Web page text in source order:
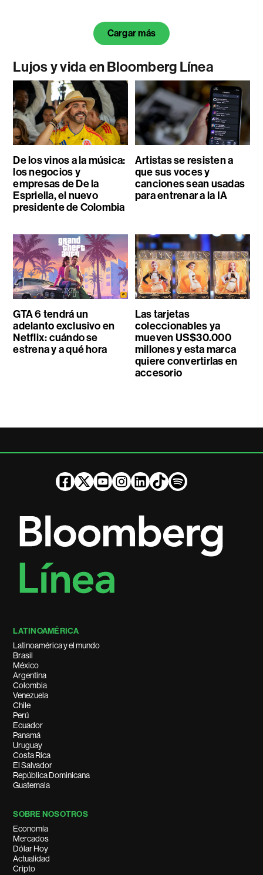
Cargar más
Lujos y vida en Bloomberg Línea
De los vinos a la música:
los negocios y
empresas de De la
Espriella, el nuevo
presidente de Colombia
Artistas se resisten a
que sus voces y
canciones sean usadas
para entrenar a la IA
GTA 6 tendrá un
adelanto exclusivo en
Netflix: cuándo se
estrena y a qué hora
Las tarjetas
coleccionables ya
mueven US$30.000
millones y esta marca
quiere convertirlas en
accesorio
LATINOAMÉRICA
Latinoamérica y el mundo
Brasil
México
Argentina
Colombia
Venezuela
Chile
Perú
Ecuador
Panamá
Uruguay
Costa Rica
El Salvador
República Dominicana
Guatemala
SOBRE NOSOTROS
Economía
Mercados
Dólar Hoy
Actualidad
Cripto